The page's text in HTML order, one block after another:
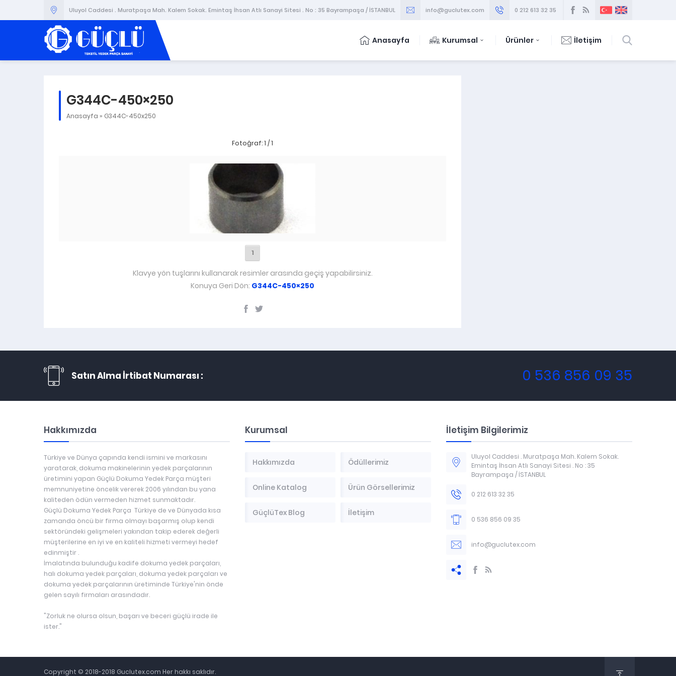
Uluyol Caddesi . Muratpaşa Mah. Kalem Sokak. Emintaş İhsan Atlı Sanayi Sitesi . No : 35 Bayrampaşa / İSTANBUL info@guclutex.com 0 212 613 32 35
Anasayfa Kurumsal Ürünler İletişim
G344C-450×250
Anasayfa » G344C-450x250
Fotoğraf: 1 / 1
1
Klavye yön tuşlarını kullanarak resimler arasında geçiş yapabilirsiniz.
Konuya Geri Dön: G344C-450×250
Satın Alma İrtibat Numarası : 0 536 856 09 35
Hakkımızda
Türkiye ve Dünya çapında kendi ismini ve markasını
yaratarak, dokuma makinelerinin yedek parçalarının
üretimini yapan Güçlü Dokuma Yedek Parça müşteri
memnuniyetine öncelik vererek 2006 yılından bu yana
kaliteden ödün vermeden hizmet sunmaktadır.
Güçlü Dokuma Yedek Parça Türkiye de ve Dünyada kısa
zamanda öncü bir firma olmayı başarmış olup kendi
sektöründeki gelişmeleri yakından takip ederek değerli
müşterilerine en iyi ve en kaliteli hizmeti vermeyi hedef
edinmiştir .
İmalatında bulunduğu kadife dokuma yedek parçaları,
halı dokuma yedek parçaları, dokuma yedek parçaları ve
dokuma yedek parçalarının üretiminde Türkiye'nin önde
gelen sayılı firmaları arasındadır.
"Zorluk ne olursa olsun, başarı ve beceri güçlü irade ile
ister."
Kurumsal
Hakkımızda Ödüllerimiz
Online Katalog Ürün Görsellerimiz
GüçlüTex Blog İletişim
İletişim Bilgilerimiz
Uluyol Caddesi . Muratpaşa Mah. Kalem Sokak.
Emintaş İhsan Atlı Sanayi Sitesi . No : 35
Bayrampaşa / İSTANBUL
0 212 613 32 35
0 536 856 09 35
info@guclutex.com
Copyright © 2018-2018 Guclutex.com Her hakkı saklıdır.